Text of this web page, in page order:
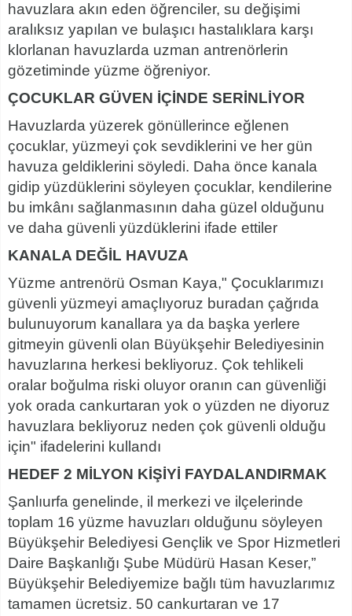
havuzlara akın eden öğrenciler, su değişimi
aralıksız yapılan ve bulaşıcı hastalıklara karşı
klorlanan havuzlarda uzman antrenörlerin
gözetiminde yüzme öğreniyor.
ÇOCUKLAR GÜVEN İÇİNDE SERİNLİYOR
Havuzlarda yüzerek gönüllerince eğlenen
çocuklar, yüzmeyi çok sevdiklerini ve her gün
havuza geldiklerini söyledi. Daha önce kanala
gidip yüzdüklerini söyleyen çocuklar, kendilerine
bu imkânı sağlanmasının daha güzel olduğunu
ve daha güvenli yüzdüklerini ifade ettiler
KANALA DEĞİL HAVUZA
Yüzme antrenörü Osman Kaya," Çocuklarımızı
güvenli yüzmeyi amaçlıyoruz buradan çağrıda
bulunuyorum kanallara ya da başka yerlere
gitmeyin güvenli olan Büyükşehir Belediyesinin
havuzlarına herkesi bekliyoruz. Çok tehlikeli
oralar boğulma riski oluyor oranın can güvenliği
yok orada cankurtaran yok o yüzden ne diyoruz
havuzlara bekliyoruz neden çok güvenli olduğu
için" ifadelerini kullandı
HEDEF 2 MİLYON KİŞİYİ FAYDALANDIRMAK
Şanlıurfa genelinde, il merkezi ve ilçelerinde
toplam 16 yüzme havuzları olduğunu söyleyen
Büyükşehir Belediyesi Gençlik ve Spor Hizmetleri
Daire Başkanlığı Şube Müdürü Hasan Keser,”
Büyükşehir Belediyemize bağlı tüm havuzlarımız
tamamen ücretsiz. 50 cankurtaran ve 17